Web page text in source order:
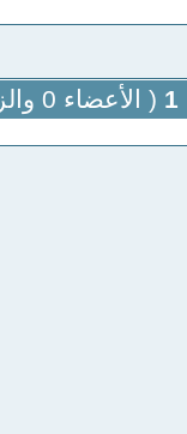
( الأعضاء 0 والزوار 1)